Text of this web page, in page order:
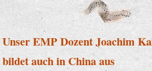
Unser EMP Dozent Joachim
bildet auch in China aus